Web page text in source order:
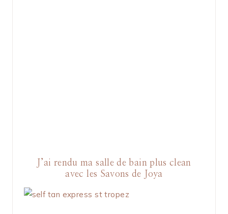
J’ai rendu ma salle de bain plus clean
avec les Savons de Joya